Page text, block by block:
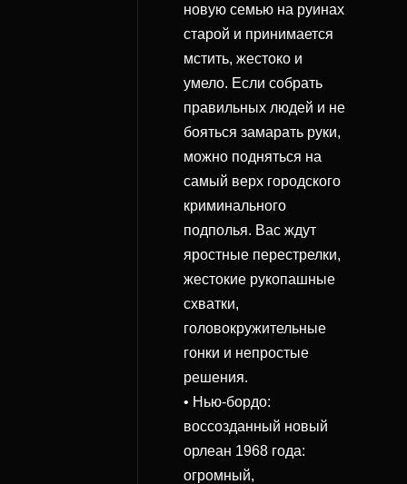
новую семью на руинах
старой и принимается
мстить, жестоко и
умело. Если собрать
правильных людей и не
бояться замарать руки,
можно подняться на
самый верх городского
криминального
подполья. Вас ждут
яростные перестрелки,
жестокие рукопашные
схватки,
головокружительные
гонки и непростые
решения.
• Нью-бордо:
воссозданный новый
орлеан 1968 года:
огромный,